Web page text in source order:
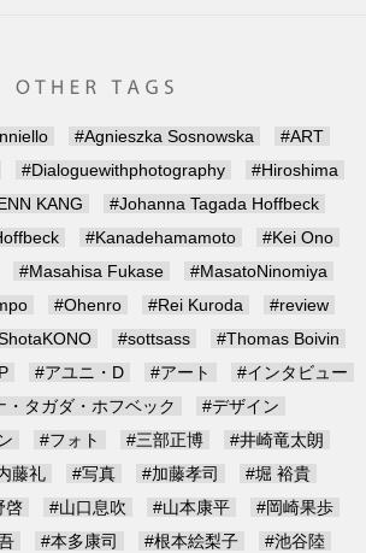
#Agnieszka Sosnowska
#ART
#Dialoguewithphotography
#Hiroshima
KANG
#Johanna Tagada Hoffbeck
#Kanadehamamoto
#Kei Ono
#Masahisa Fukase
#MasatoNinomiya
#Ohenro #Rei Kuroda
#review
#sottsass
#Thomas Boivin
#アユニ・D #アート
#インタビュー
・タガダ・ホフベック
#デザイン
#フォト #三部正博
#井崎竜太朗
藤礼 #写真 #加藤孝司
#堀 裕貴
啓 #山口息吹 #山本康平
#岡崎果歩
#本多康司 #根本絵梨子
#池谷陸